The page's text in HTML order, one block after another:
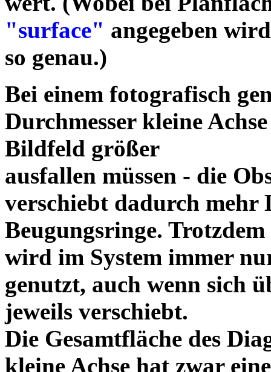
"surface" angegeben
so genau.)
Bei einem fotografisch
Durchmesser kleine
Bildfeld größer
ausfallen müssen - die
verschiebt dadurch mehr
Beugungsringe. Trotzdem
wird im System immer
genutzt, auch wenn sich
jeweils verschiebt.
Die Gesamtfläche des
kleine Achse hat zwar